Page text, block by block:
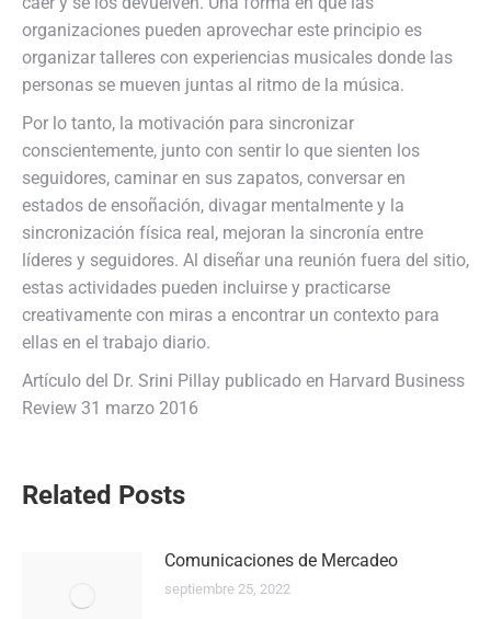
organizaciones pueden aprovechar este principio es
organizar talleres con experiencias musicales donde las
personas se mueven juntas al ritmo de la música.
Por lo tanto, la motivación para sincronizar
conscientemente, junto con sentir lo que sienten los
seguidores, caminar en sus zapatos, conversar en
estados de ensoñación, divagar mentalmente y la
sincronización física real, mejoran la sincronía entre
líderes y seguidores. Al diseñar una reunión fuera del sitio,
estas actividades pueden incluirse y practicarse
creativamente con miras a encontrar un contexto para
ellas en el trabajo diario.
Artículo del Dr. Srini Pillay publicado en Harvard Business
Review 31 marzo 2016
Navegación
publicaciones
Related Posts
Comunicaciones de Mercadeo
septiembre 25, 2022